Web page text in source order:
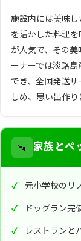
施設内には美味
を活かした料理
が人気で、その
ーナーでは淡路
でき、全国発送
しめ、思い出作り
🐾 家族とペ
元小学校のリ
ドッグラン完
レストランと